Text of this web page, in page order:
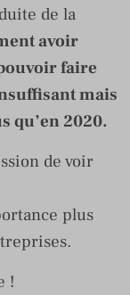
de la
avoir
faire
mais
qu’en 2020.
de voir
plus
!